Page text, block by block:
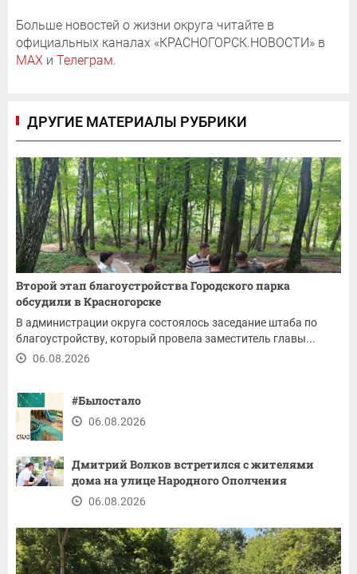
Больше новостей о жизни округа читайте в
официальных каналах «КРАСНОГОРСК.НОВОСТИ» в
MAX и Телеграм.
ДРУГИЕ МАТЕРИАЛЫ РУБРИКИ
Второй этап благоустройства Городского парка
обсудили в Красногорске
В администрации округа состоялось заседание штаба по
благоустройству, который провела заместитель главы...
06.08.2026
#Былостало
06.08.2026
Дмитрий Волков встретился с жителями
дома на улице Народного Ополчения
06.08.2026